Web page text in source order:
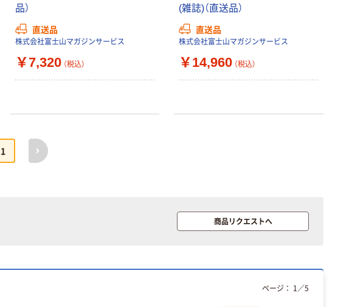
品）
直送品
株式会社富士山マガジンサービス
￥7,320 （税込）
(雑誌)（直送品）
直送品
株式会社富士山マガジンサービス
￥14,960 （税込）
1
次へ
商品リクエストへ
ページ： 1 ／5